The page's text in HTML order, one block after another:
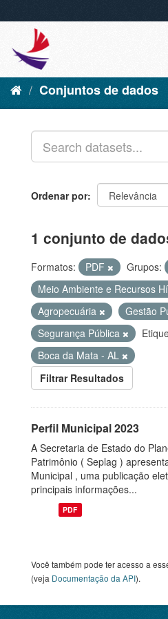
Conjuntos de dados
Ordenar por
1 conjunto de
Formatos: PDF Grupos:
Meio Ambiente e Recursos
Agropecuária
Gestão
Segurança Pública
Boca da Mata - AL
Filtrar Resultados
Perfil Municipal 2023
A Secretaria de Estado do
Patrimônio ( Seplag )
Municipal , uma publicação
principais informações...
PDF
Você também pode ter acesso a
(veja Documentação da API).